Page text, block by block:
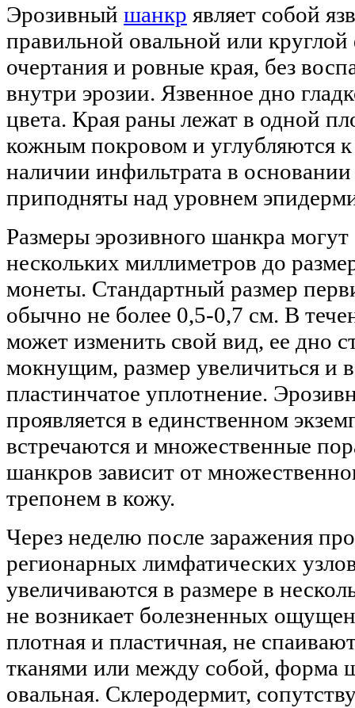
Эрозивный шанкр являет собой
правильной овальной или
очертания и ровные края, без
внутри эрозии. Язвенное дно
цвета. Края раны лежат в одной
кожным покровом и углубляются
наличии инфильтрата в
приподняты над уровнем
Размеры эрозивного шанкра
нескольких миллиметров до
монеты. Стандартный размер
обычно не более 0,5-0,7 см. В
может изменить свой вид, ее дно
мокнущим, размер увеличиться и
пластинчатое уплотнение.
проявляется в единственном
встречаются и множественные
шанкров зависит от
трепонем в кожу.
Через неделю после заражения
регионарных лимфатических
увеличиваются в размере в
не возникает болезненных
плотная и пластичная, не
тканями или между собой, форма
овальная. Склеродермит,